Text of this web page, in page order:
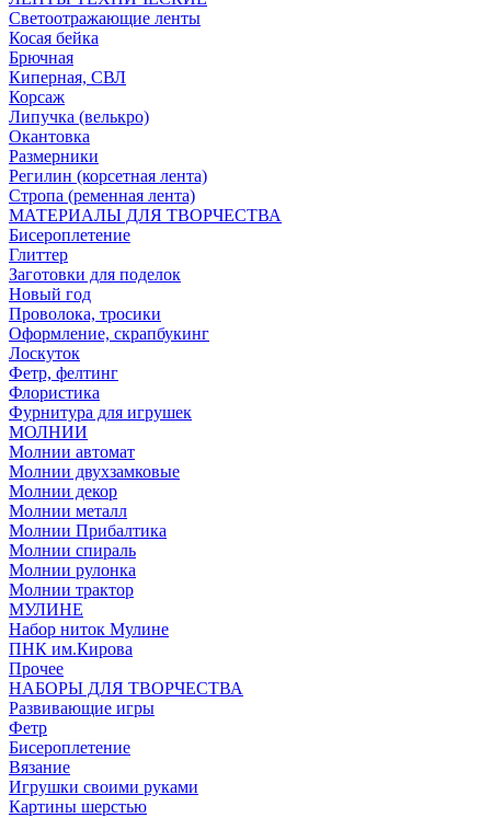
Светоотражающие ленты
Косая бейка
Брючная
Киперная, СВЛ
Корсаж
Липучка (велькро)
Окантовка
Размерники
Регилин (корсетная лента)
Стропа (ременная лента)
МАТЕРИАЛЫ ДЛЯ ТВОРЧЕСТВА
Бисероплетение
Глиттер
Заготовки для поделок
Новый год
Проволока, тросики
Оформление, скрапбукинг
Лоскуток
Фетр, фелтинг
Флористика
Фурнитура для игрушек
МОЛНИИ
Молнии автомат
Молнии двухзамковые
Молнии декор
Молнии металл
Молнии Прибалтика
Молнии спираль
Молнии рулонка
Молнии трактор
МУЛИНЕ
Набор ниток Мулине
ПНК им.Кирова
Прочее
НАБОРЫ ДЛЯ ТВОРЧЕСТВА
Развивающие игры
Фетр
Бисероплетение
Вязание
Игрушки своими руками
Картины шерстью